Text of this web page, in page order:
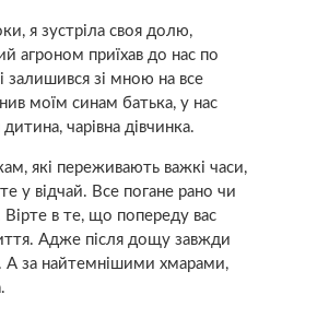
я зустріла своя долю,
агроном приїхав до нас по
залишився зі мною на все
моїм синам батька, у нас
чарівна дівчинка.
які переживають важкі часи,
у відчай. Все погане рано чи
Вірте в те, що попереду вас
Адже після дощу завжди
А за найтемнішими хмарами,